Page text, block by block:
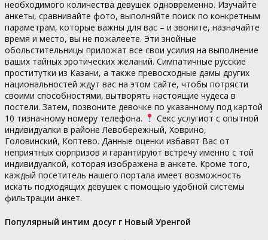
необходимого количества девушек одновременно. Изучайте
анкеты, сравнивайте фото, выполняйте поиск по конкретным
параметрам, которые важны для вас – и звоните, назначайте
время и место, вы не пожалеете. Эти знойные
обольстительницы приложат все свои усилия на выполнение
ваших тайных эротических желаний. Симпатичные русские
проститутки из Казани, а также превосходные дамы других
национальностей ждут вас на этом сайте, чтобы потрясти
своими способностями, вытворять настоящие чудеса в
постели. Затем, позвоните девочке по указанному под картой
10 тизначному номеру телефона.
Секс услугиот c опытной
индивидуалки в районе Левобережный, Ховрино,
Головинский, Коптево. Данные оценки избавят Вас от
неприятных сюрпризов и гарантируют встречу именно с той
индивидуалкой, которая изображена в анкете. Кроме того,
каждый посетитель нашего портала имеет возможность
искать подходящих девушек с помощью удобной системы
фильтрации анкет.
Популярный интим досуг г Новый Уренгой